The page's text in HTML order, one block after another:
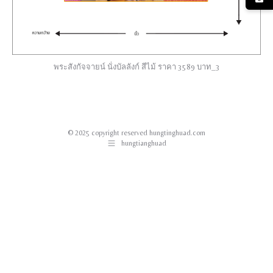
พระสังกัจจายน์ นั่งบัลลังก์ สีไม้ ราคา 3589 บาท_3
© 2025 copyright reserved hungtinghuad.com
hungtianghuad